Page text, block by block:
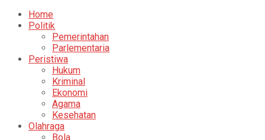
Home
Politik
Pemerintahan
Parlementaria
Peristiwa
Hukum
Kriminal
Ekonomi
Agama
Kesehatan
Olahraga
Bola